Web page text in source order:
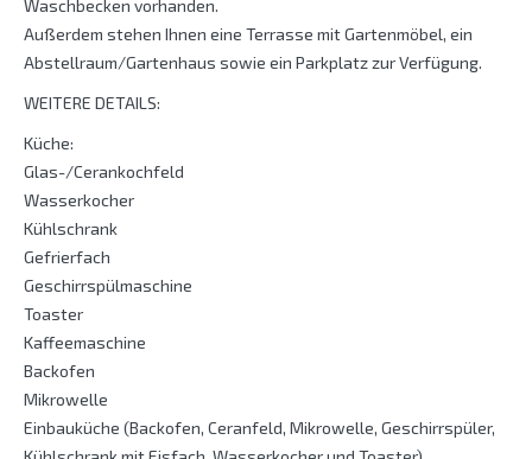
Waschbecken vorhanden.
Außerdem stehen Ihnen eine Terrasse mit Gartenmöbel, ein
Abstellraum/Gartenhaus sowie ein Parkplatz zur Verfügung.
WEITERE DETAILS:
Küche:
Glas-/Cerankochfeld
Wasserkocher
Kühlschrank
Gefrierfach
Geschirrspülmaschine
Toaster
Kaffeemaschine
Backofen
Mikrowelle
Einbauküche (Backofen, Ceranfeld, Mikrowelle, Geschirrspüler,